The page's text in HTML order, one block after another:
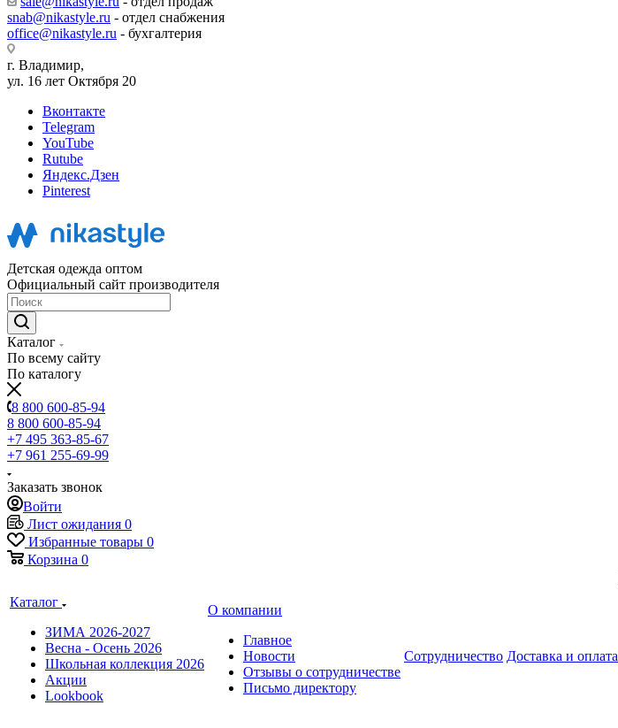
snab@nikastyle.ru - отдел снабжения
office@nikastyle.ru - бухгалтерия
г. Владимир,
ул. 16 лет Октября 20
Вконтакте
Telegram
YouTube
Rutube
Яндекс.Дзен
Pinterest
Детская одежда оптом
Официальный сайт производителя
Каталог
По всему сайту
По каталогу
8 800 600-85-94
8 800 600-85-94
+7 495 363-85-67
+7 961 255-69-99
Заказать звонок
Войти
Лист ожидания 0
Избранные товары 0
Корзина 0
Каталог
ЗИМА 2026-2027
Весна - Осень 2026
Школьная коллекция 2026
Акции
Lookbook
О компании
Главное
Новости
Отзывы о сотрудничестве
Письмо директору
Сотрудничество Доставка и оплата